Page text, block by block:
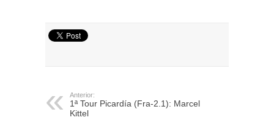
Anterior:
1ª Tour Picardía (Fra-2.1): Marcel
Kittel